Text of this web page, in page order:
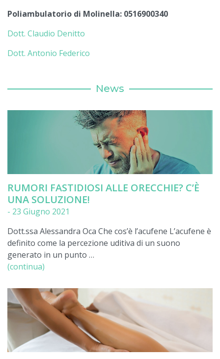
Poliambulatorio di Molinella: 0516900340
Dott. Claudio Denitto
Dott. Antonio Federico
News
RUMORI FASTIDIOSI ALLE ORECCHIE? C’È
UNA SOLUZIONE!
- 23 Giugno 2021
Dott.ssa Alessandra Oca Che cos’è l’acufene L’acufene è
definito come la percezione uditiva di un suono
generato in un punto …
(continua)